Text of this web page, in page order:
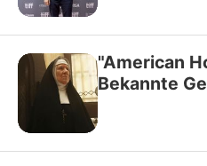
"American
Bekannte